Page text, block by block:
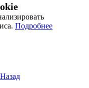
Подробнее
Назад